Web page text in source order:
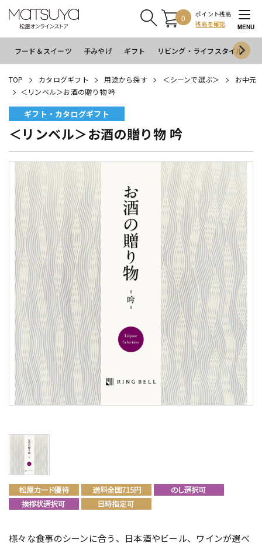
0
ポイント残高
残高を確認
MENU
フード＆スイーツ 手みやげ ギフト リビング・ライフスタイル
TOP カタログギフト 用途から探す ＜シーンで選ぶ＞
お中元
＜リンベル＞お酒の贈り物 吟
ギフト・カタログギフト
＜リンベル＞お酒の贈り物 吟
様々な食事のシーンに合う、日本酒やビール、ワインが選べ